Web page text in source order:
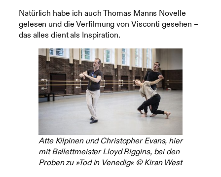
Natürlich habe ich auch Thomas Manns Novelle
gelesen und die Verfilmung von Visconti gesehen –
das alles dient als Inspiration.
Atte Kilpinen und Christopher Evans, hier
mit Ballettmeister Lloyd Riggins, bei den
Proben zu »Tod in Venedig« © Kiran West